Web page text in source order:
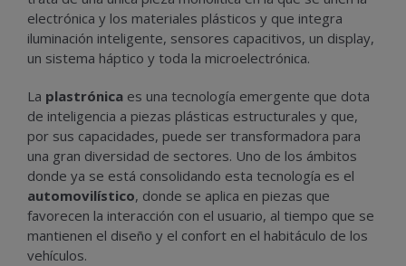
electrónica y los materiales plásticos y que integra
iluminación inteligente, sensores capacitivos, un display,
un sistema háptico y toda la microelectrónica.
La plastrónica es una tecnología emergente que dota
de inteligencia a piezas plásticas estructurales y que,
por sus capacidades, puede ser transformadora para
una gran diversidad de sectores. Uno de los ámbitos
donde ya se está consolidando esta tecnología es el
automovilístico, donde se aplica en piezas que
favorecen la interacción con el usuario, al tiempo que se
mantienen el diseño y el confort en el habitáculo de los
vehículos.